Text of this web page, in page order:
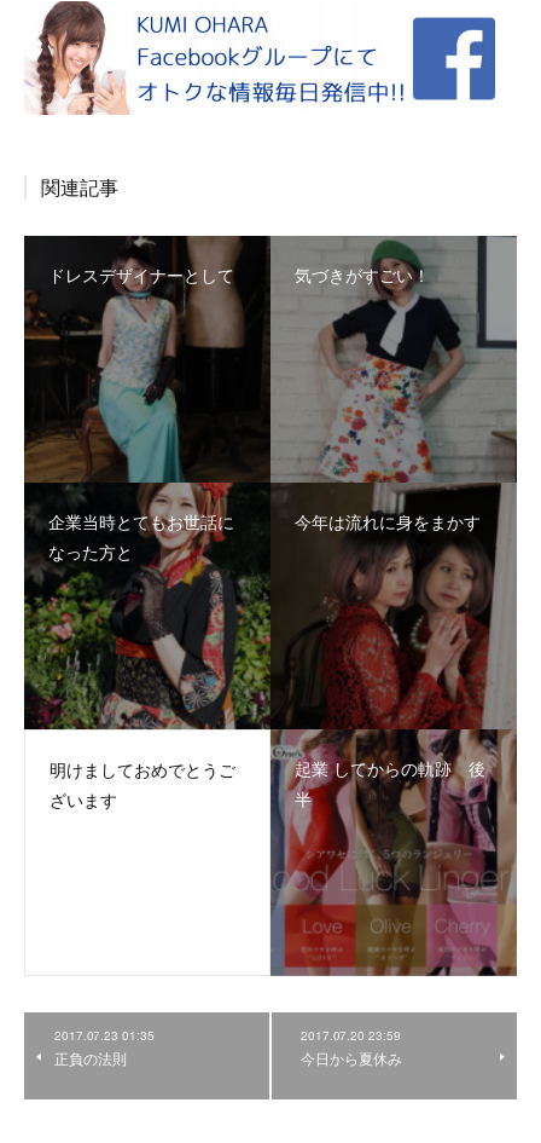
関連記事
ドレスデザイナーとして 気づきがすごい！
企業当時とてもお世話に
なった方と
今年は流れに身をまかす
明けましておめでとうご
ざいます
起業 してからの軌跡 後
半
2017.07.23 01:35
正負の法則
2017.07.20 23:59
今日から夏休み